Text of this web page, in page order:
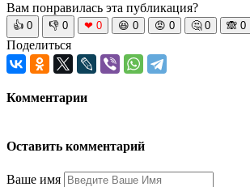
Вам понравилась эта публикация?
👍 0 👎 0 ❤ 0 😆 0 😡 0 🤔 0 🙈 0
Поделиться
Комментарии
Оставить комментарий
Ваше имя